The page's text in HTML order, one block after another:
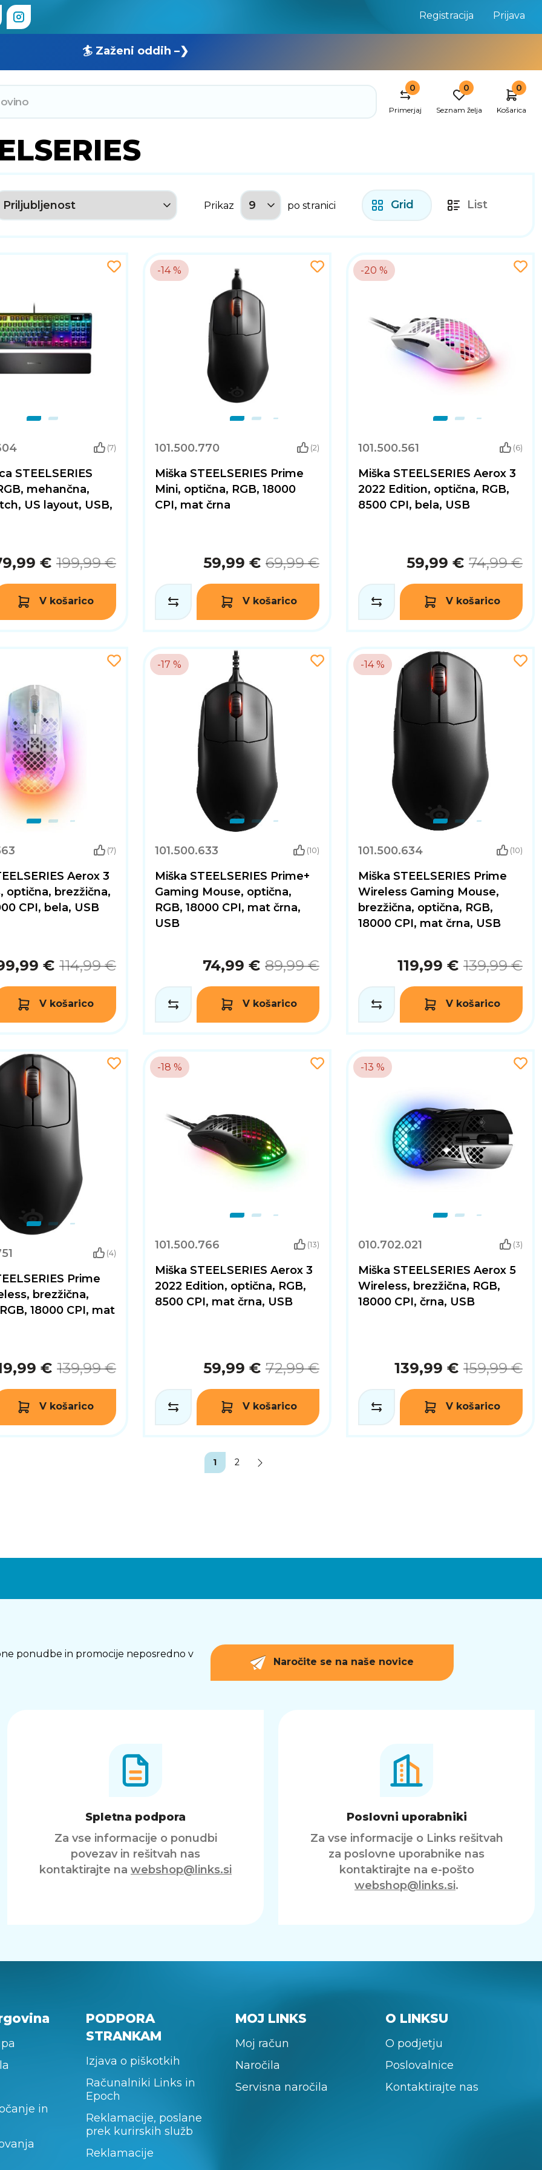
Registracija Prijava
🏄 Zaženi oddih –❯
0
Primerjaj
0
Seznam želja
0
Košarica
Prikaz po stranici Grid List
(7)
STEELSERIES
mehančna,
US layout, USB,
€ 199,99 €
V košarico
-14 %
101.500.770 (2)
Miška STEELSERIES Prime
Mini, optična, RGB, 18000
CPI, mat črna
59,99 € 69,99 €
V košarico
-20 %
101.500.561 (6)
Miška STEELSERIES Aerox 3
2022 Edition, optična, RGB,
8500 CPI, bela, USB
59,99 € 74,99 €
V košarico
(7)
Aerox 3
optična, brezžična,
CPI, bela, USB
€ 114,99 €
V košarico
-17 %
101.500.633 (10)
Miška STEELSERIES Prime+
Gaming Mouse, optična,
RGB, 18000 CPI, mat črna,
USB
74,99 € 89,99 €
V košarico
-14 %
101.500.634 (10)
Miška STEELSERIES Prime
Wireless Gaming Mouse,
brezžična, optična, RGB,
18000 CPI, mat črna, USB
119,99 € 139,99 €
V košarico
(4)
Prime
brezžična,
18000 CPI, mat
€ 139,99 €
V košarico
-18 %
101.500.766 (13)
Miška STEELSERIES Aerox 3
2022 Edition, optična, RGB,
8500 CPI, mat črna, USB
59,99 € 72,99 €
V košarico
-13 %
010.702.021 (3)
Miška STEELSERIES Aerox 5
Wireless, brezžična, RGB,
18000 CPI, črna, USB
139,99 € 159,99 €
V košarico
1 2
ponudbe in promocije neposredno v
Naročite se na naše novice
Spletna podpora
Za vse informacije o ponudbi
povezav in rešitvah nas
kontaktirajte na webshop@links.si
Poslovni uporabniki
Za vse informacije o Links rešitvah
za poslovne uporabnike nas
kontaktirajte na e-pošto
webshop@links.si.
in
PODPORA
STRANKAM
Izjava o piškotkih
Računalniki Links in
Epoch
Reklamacije, poslane
prek kurirskih služb
Reklamacije
MOJ LINKS
Moj račun
Naročila
Servisna naročila
O LINKSU
O podjetju
Poslovalnice
Kontaktirajte nas